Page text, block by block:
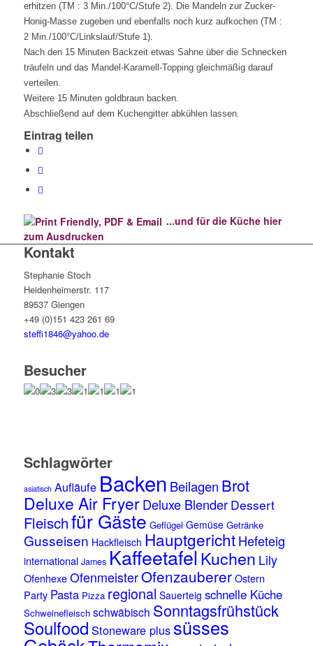
erhitzen (TM : 3 Min./100°C/Stufe 2). Die Mandeln zur Zucker-
Honig-Masse zugeben und ebenfalls noch kurz aufkochen (TM :
2 Min./100°C/Linkslauf/Stufe 1).
Nach den 15 Minuten Backzeit etwas Sahne über die Schnecken
träufeln und das Mandel-Karamell-Topping gleichmäßig darauf
verteilen.
Weitere 15 Minuten goldbraun backen.
Abschließend auf dem Kuchengitter abkühlen lassen.
Eintrag teilen
...und für die Küche hier
zum Ausdrucken
Kontakt
Stephanie Stoch
Heidenheimerstr. 117
89537 Giengen
+49 (0)151 423 261 69
steffi1846@yahoo.de
Besucher
Schlagwörter
asiatisch Aufläufe Backen Beilagen Brot
Deluxe Air Fryer Deluxe Blender Dessert
Fleischfür Gäste Geflügel Gemüse Getränke
Gusseisen Hackfleisch Hauptgericht Hefeteig
international James Kaffeetafel Kuchen Lily
Ofenhexe OfenmeisterOfenzauberer Ostern
Party Pasta Pizza regional Sauerteig schnelle Küche
Schweinefleisch schwäbisch Sonntagsfrühstück
Soulfood Stoneware plus süsses